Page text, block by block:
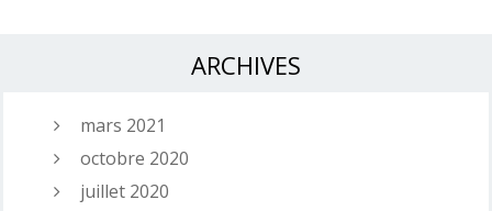
ARCHIVES
mars 2021
octobre 2020
juillet 2020